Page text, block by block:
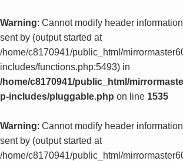
Warning: Cannot modify header
sent by (output started at
/home/c8170941/public_html/
includes/functions.php:5493) in
/home/c8170941/public_html/
p-includes/pluggable.php on line 1535
Warning: Cannot modify header
sent by (output started at
/home/c8170941/public_html/